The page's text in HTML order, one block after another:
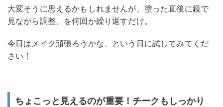
大変そうに思えるかもしれませんが、塗った直後に鏡で
見ながら調整、を何回か繰り返すだけ。
今日はメイク頑張ろうかな、という日に試してみてくだ
さい！
ちょこっと見えるのが重要！チークもしっかり